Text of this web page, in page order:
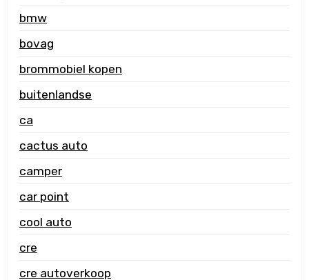
bmw
bovag
brommobiel kopen
buitenlandse
ca
cactus auto
camper
car point
cool auto
cre
cre autoverkoop